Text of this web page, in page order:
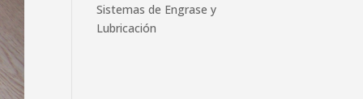
Sistemas de Engrase y
Lubricación